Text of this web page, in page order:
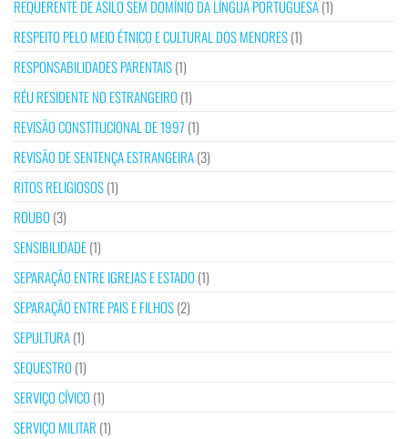
REQUERENTE DE ASILO SEM DOMÍNIO DA LÍNGUA PORTUGUESA(1)
RESPEITO PELO MEIO ÉTNICO E CULTURAL DOS MENORES(1)
RESPONSABILIDADES PARENTAIS(1)
RÉU RESIDENTE NO ESTRANGEIRO (1)
REVISÃO CONSTITUCIONAL DE 1997 (1)
REVISÃO DE SENTENÇA ESTRANGEIRA(3)
RITOS RELIGIOSOS(1)
ROUBO (3)
SENSIBILIDADE(1)
SEPARAÇÃO ENTRE IGREJAS E ESTADO (1)
SEPARAÇÃO ENTRE PAIS E FILHOS(2)
SEPULTURA(1)
SEQUESTRO (1)
SERVIÇO CÍVICO (1)
SERVIÇO MILITAR (1)